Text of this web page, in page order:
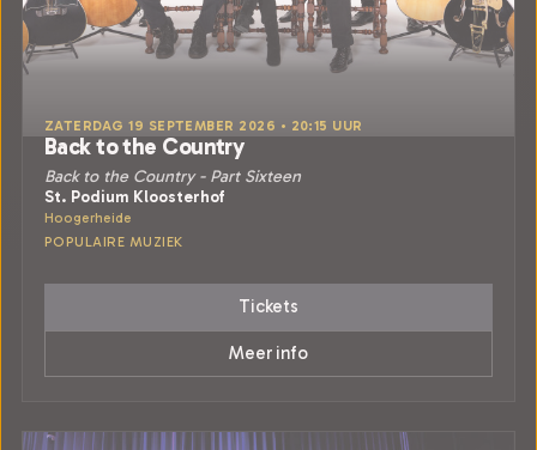
ZATERDAG 19 SEPTEMBER 2026 • 20:15 UUR
Back to the Country
Back to the Country - Part Sixteen
St. Podium Kloosterhof
Hoogerheide
POPULAIRE MUZIEK
Tickets
Meer info